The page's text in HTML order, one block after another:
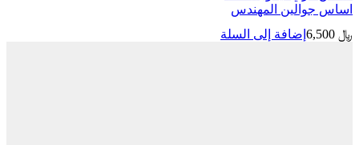
المهندس
إضافة إلى السلة